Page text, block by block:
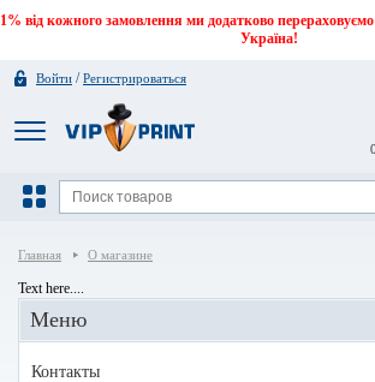
1% від кожного замовлення ми додатково
Україна!
Войти /Регистрироваться
0
Главная О магазине
Text here....
Меню
Контакты